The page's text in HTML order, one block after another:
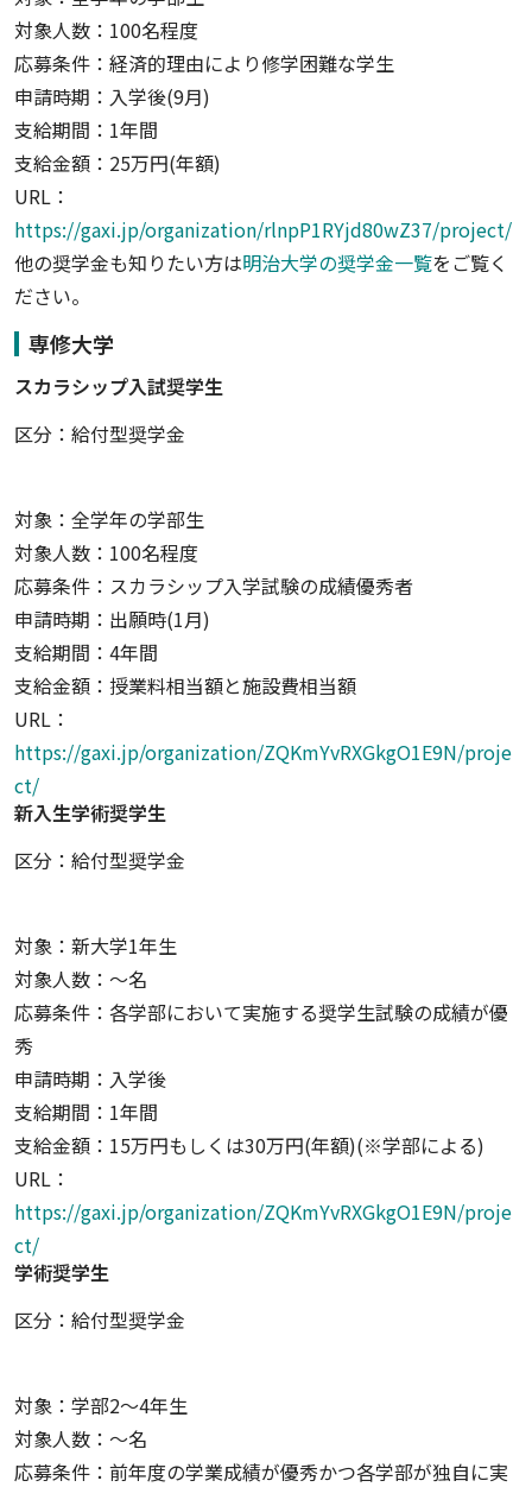
対象人数：100名程度
応募条件：経済的理由により修学困難な学生
申請時期：入学後(9月)
支給期間：1年間
支給金額：25万円(年額)
URL：
https://gaxi.jp/organization/rlnpP1RYjd80wZ37/project/
他の奨学金も知りたい方は明治大学の奨学金一覧をご覧く
ださい。
専修大学
スカラシップ入試奨学生
区分：給付型奨学金
対象：全学年の学部生
対象人数：100名程度
応募条件：スカラシップ入学試験の成績優秀者
申請時期：出願時(1月)
支給期間：4年間
支給金額：授業料相当額と施設費相当額
URL：
https://gaxi.jp/organization/ZQKmYvRXGkgO1E9N/proje
ct/
新入生学術奨学生
区分：給付型奨学金
対象：新大学1年生
対象人数：〜名
応募条件：各学部において実施する奨学生試験の成績が優
秀
申請時期：入学後
支給期間：1年間
支給金額：15万円もしくは30万円(年額)(※学部による)
URL：
https://gaxi.jp/organization/ZQKmYvRXGkgO1E9N/proje
ct/
学術奨学生
区分：給付型奨学金
対象：学部2～4年生
対象人数：〜名
応募条件：前年度の学業成績が優秀かつ各学部が独自に実